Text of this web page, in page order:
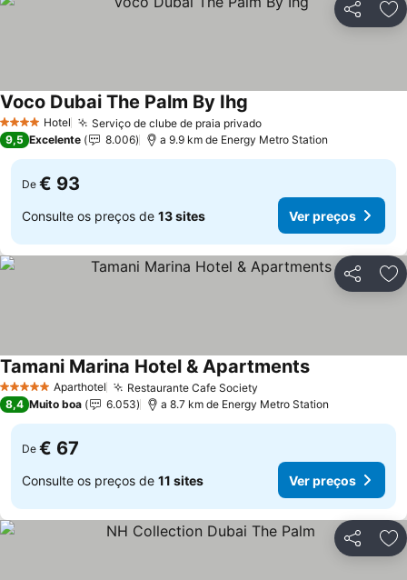
Partilhar
4 EstrelasHotel Serviço de clube de praia privado
Voco Dubai The Palm By Ihg
9,5 Excelente 8.006 a 9.9 km de Energy Metro Station
De € 93
Consulte os preços de 13 sites Ver preços
Partilhar
5 Estrelas Aparthotel Restaurante Cafe Society
Tamani Marina Hotel & Apartments
8,4 Muito boa 6.053 a 8.7 km de Energy Metro Station
De € 67
Consulte os preços de 11 sites Ver preços
Partilhar